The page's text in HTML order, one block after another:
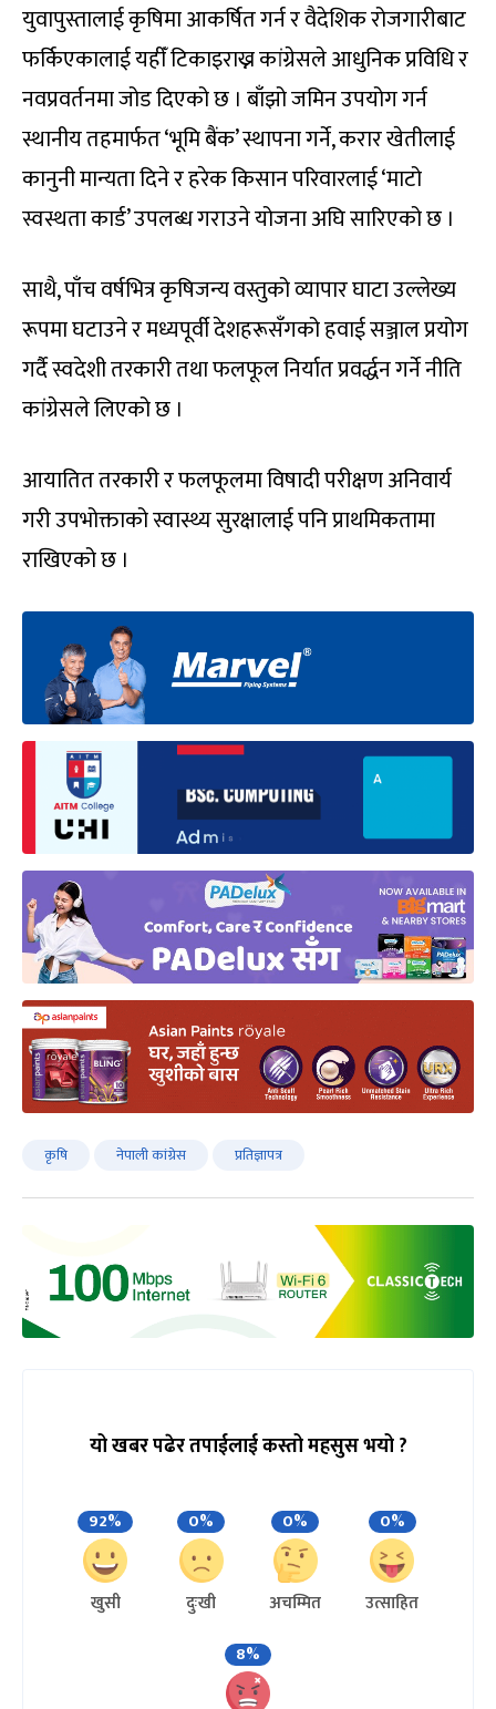
युवापुस्तालाई कृषिमा आकर्षित गर्न र वैदेशिक रोजगारीबाट
फर्किएकालाई यहीँ टिकाइराख्न कांग्रेसले आधुनिक प्रविधि र
नवप्रवर्तनमा जोड दिएको छ । बाँझो जमिन उपयोग गर्न
स्थानीय तहमार्फत ‘भूमि बैंक’ स्थापना गर्ने, करार खेतीलाई
कानुनी मान्यता दिने र हरेक किसान परिवारलाई ‘माटो
स्वस्थता कार्ड’ उपलब्ध गराउने योजना अघि सारिएको छ ।
साथै, पाँच वर्षभित्र कृषिजन्य वस्तुको व्यापार घाटा उल्लेख्य
रूपमा घटाउने र मध्यपूर्वी देशहरूसँगको हवाई सञ्जाल प्रयोग
गर्दै स्वदेशी तरकारी तथा फलफूल निर्यात प्रवर्द्धन गर्ने नीति
कांग्रेसले लिएको छ ।
आयातित तरकारी र फलफूलमा विषादी परीक्षण अनिवार्य
गरी उपभोक्ताको स्वास्थ्य सुरक्षालाई पनि प्राथमिकतामा
राखिएको छ ।
कृषि नेपाली कांग्रेस प्रतिज्ञापत्र
यो खबर पढेर तपाईलाई कस्तो महसुस भयो ?
92%
खुसी
0%
दुःखी
0%
अचम्मित
0%
उत्साहित
8%